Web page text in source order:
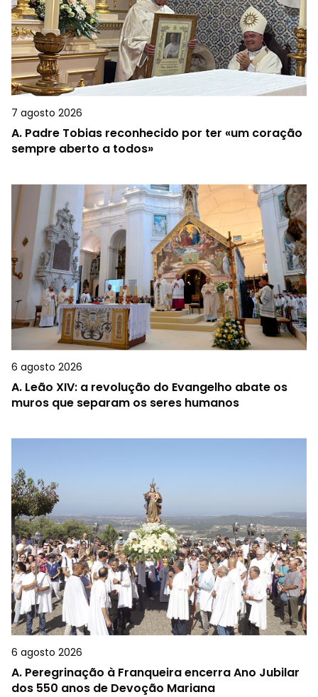
7 agosto 2026
A. Padre Tobias reconhecido por ter «um coração
sempre aberto a todos»
6 agosto 2026
A. Leão XIV: a revolução do Evangelho abate os
muros que separam os seres humanos
6 agosto 2026
A. Peregrinação à Franqueira encerra Ano Jubilar
dos 550 anos de Devoção Mariana